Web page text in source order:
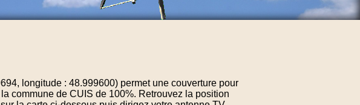
longitude : 48.999600) permet une couverture pour
commune de CUIS de 100%. Retrouvez la position